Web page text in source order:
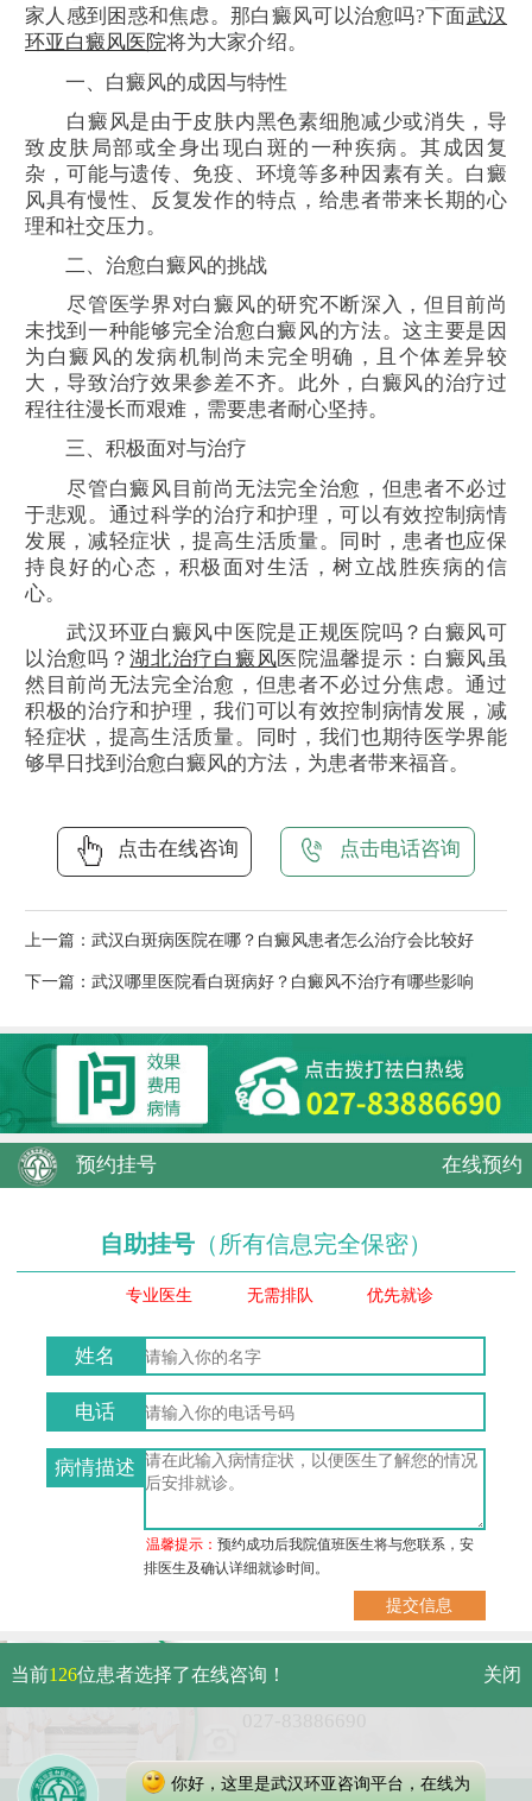
家人感到困惑和焦虑。那白癜风可以治愈吗?下面武汉
环亚白癜风医院将为大家介绍。
一、白癜风的成因与特性
白癜风是由于皮肤内黑色素细胞减少或消失，导
致皮肤局部或全身出现白斑的一种疾病。其成因复
杂，可能与遗传、免疫、环境等多种因素有关。白癜
风具有慢性、反复发作的特点，给患者带来长期的心
理和社交压力。
二、治愈白癜风的挑战
尽管医学界对白癜风的研究不断深入，但目前尚
未找到一种能够完全治愈白癜风的方法。这主要是因
为白癜风的发病机制尚未完全明确，且个体差异较
大，导致治疗效果参差不齐。此外，白癜风的治疗过
程往往漫长而艰难，需要患者耐心坚持。
三、积极面对与治疗
尽管白癜风目前尚无法完全治愈，但患者不必过
于悲观。通过科学的治疗和护理，可以有效控制病情
发展，减轻症状，提高生活质量。同时，患者也应保
持良好的心态，积极面对生活，树立战胜疾病的信
心。
武汉环亚白癜风中医院是正规医院吗？白癜风可
以治愈吗？湖北治疗白癜风医院温馨提示：白癜风虽
然目前尚无法完全治愈，但患者不必过分焦虑。通过
积极的治疗和护理，我们可以有效控制病情发展，减
轻症状，提高生活质量。同时，我们也期待医学界能
够早日找到治愈白癜风的方法，为患者带来福音。
点击在线咨询 点击电话咨询
上一篇： 武汉白斑病医院在哪？白癜风患者怎么治疗会比较好
下一篇： 武汉哪里医院看白斑病好？白癜风不治疗有哪些影响
预约挂号 在线预约
自助挂号 （所有信息完全保密）
专业医生 无需排队 优先就诊
姓名
电话
病情描述
温馨提示：预约成功后我院值班医生将与您联系，安
排医生及确认详细就诊时间。
武汉市硚口区解放大道479号
免费电话：
当前126位患者选择了在线咨询！ 关闭
你好，这里是武汉环亚咨询平台，在线为